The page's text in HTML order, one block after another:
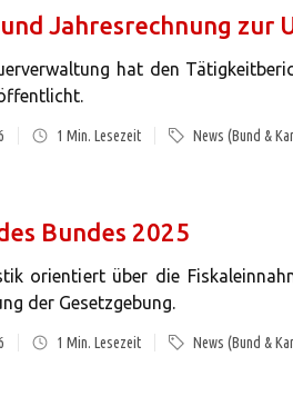
Jahresrechnung zur
hat den
1 Min. Lesezeit News (Bund &
Bundes 2025
orientiert über die
der Gesetzgebung.
1 Min. Lesezeit News (Bund &